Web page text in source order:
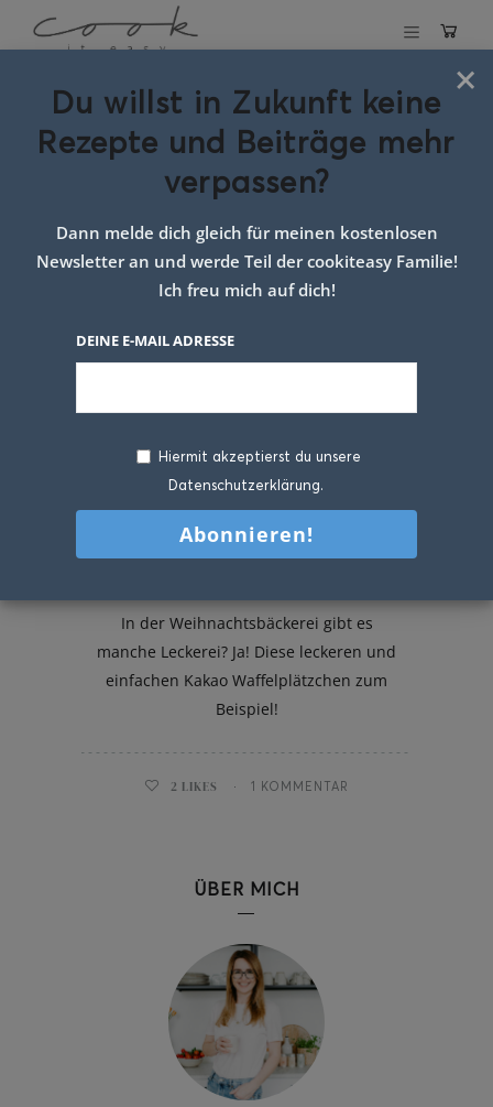
Schlagwort:
kakao mürbteig
kekse mit zimt
In der Weihnachtsbäckerei gibt es
manche Leckerei? Ja! Diese leckeren und
einfachen Kakao Waffelplätzchen zum
Beispiel!
2 LIKES 1 KOMMENTAR
ÜBER MICH
×
Du willst in Zukunft keine
Rezepte und Beiträge mehr
verpassen?
Dann melde dich gleich für meinen kostenlosen
Newsletter an und werde Teil der cookiteasy Familie!
Ich freu mich auf dich!
DEINE E-MAIL ADRESSE
Hiermit akzeptierst du unsere
Datenschutzerklärung.